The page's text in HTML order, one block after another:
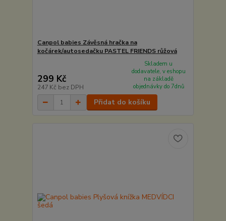
Canpol babies Závěsná hračka na
kočárek/autosedačku PASTEL FRIENDS růžová
299 Kč
247 Kč bez DPH
Skladem u
dodavatele, v eshopu
na základě
objednávky do 7dnů
Přidat do košíku